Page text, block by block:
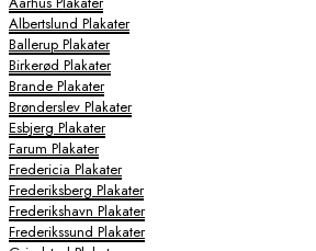
Albertslund Plakater
Ballerup Plakater
Birkerød Plakater
Brande Plakater
Brønderslev Plakater
Esbjerg Plakater
Farum Plakater
Fredericia Plakater
Frederiksberg Plakater
Frederikshavn Plakater
Frederikssund Plakater